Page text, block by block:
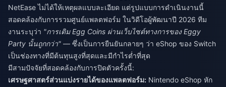
NetEase ไม่ได้ให้เหตุผลแบบละเอียด แต่รูปแบบการดำเนินงานนี้
สอดคล้องกับการรวมศูนย์แพลตฟอร์ม ในวิดีโอผู้พัฒนาปี 2026 ทีม
งานระบุว่า "การเติม Egg Coins ผ่านเว็บไซต์ทางการของ Eggy
Party นั้นถูกกว่า" — ซึ่งเป็นการยืนยันกลายๆ ว่า eShop ของ Switch
เป็นช่องทางที่มีต้นทุนสูงที่สุดและมีกำไรต่ำที่สุด
มีสามปัจจัยที่สอดคล้องกับการปิดตัวครั้งนี้:
เศรษฐศาสตร์ส่วนแบ่งรายได้ของแพลตฟอร์ม: Nintendo eShop หัก